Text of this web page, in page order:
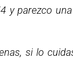
y parezco una
si lo